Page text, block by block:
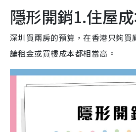
隱形開銷1.住屋
深圳買兩房的預算，在香港只夠買
論租金或買樓成本都相當高。